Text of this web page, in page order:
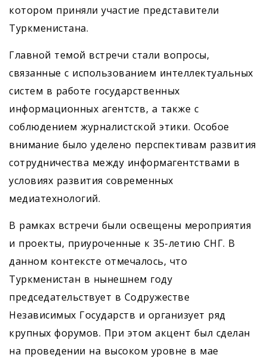
котором приняли участие представители
Туркменистана.
Главной темой встречи стали вопросы,
связанные с использованием интеллектуальных
систем в работе государственных
информационных агентств, а также с
соблюдением журналистской этики. Особое
внимание было уделено перспективам развития
сотрудничества между информагентствами в
условиях развития современных
медиатехнологий.
В рамках встречи были освещены мероприятия
и проекты, приуроченные к 35-летию СНГ. В
данном контексте отмечалось, что
Туркменистан в нынешнем году
председательствует в Содружестве
Независимых Государств и организует ряд
крупных форумов. При этом акцент был сделан
на проведении на высоком уровне в мае